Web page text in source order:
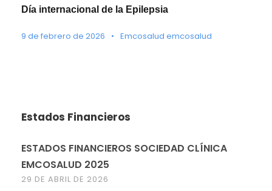
Día internacional de la Epilepsia
9 de febrero de 2026 • Emcosalud emcosalud
Estados Financieros
ESTADOS FINANCIEROS SOCIEDAD CLÍNICA
EMCOSALUD 2025
29 DE ABRIL DE 2026